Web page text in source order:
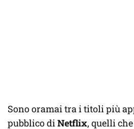
Sono oramai tra i titoli più
pubblico diNetflix, quelli